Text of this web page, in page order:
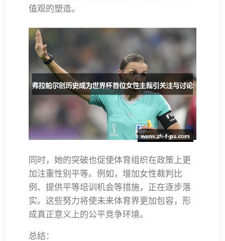
值观的塑造。
同时，她的突破也促使体育组织在政策上更
加注重性别平等。例如，增加女性裁判比
例、提供平等培训机会等措施，正在逐步落
实。这些努力将使未来体育界更加包容，形
成真正意义上的公平竞争环境。
总结：